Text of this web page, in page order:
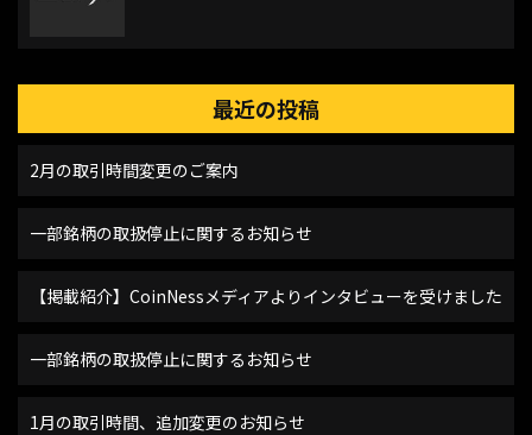
最近の投稿
2月の取引時間変更のご案内
一部銘柄の取扱停止に関するお知らせ
【掲載紹介】CoinNessメディアよりインタビューを受けました
一部銘柄の取扱停止に関するお知らせ
1月の取引時間、追加変更のお知らせ